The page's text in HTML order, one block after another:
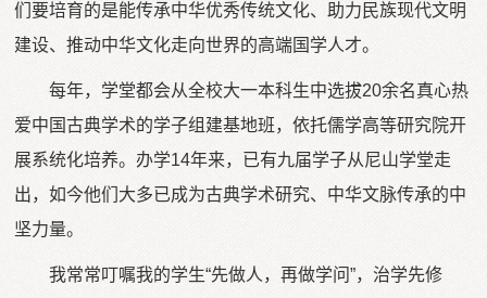
们要培育的是能传承中华优秀传统文化、助力民族现代文明
建设、推动中华文化走向世界的高端国学人才。
每年，学堂都会从全校大一本科生中选拔20余名真心热
爱中国古典学术的学子组建基地班，依托儒学高等研究院开
展系统化培养。办学14年来，已有九届学子从尼山学堂走
出，如今他们大多已成为古典学术研究、中华文脉传承的中
坚力量。
我常常叮嘱我的学生“先做人，再做学问”，治学先修